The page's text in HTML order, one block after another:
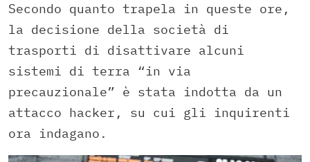
Secondo quanto trapela in queste ore,
la decisione della società di
trasporti di disattivare alcuni
sistemi di terra “in via
precauzionale” è stata indotta da un
attacco hacker, su cui gli inquirenti
ora indagano.